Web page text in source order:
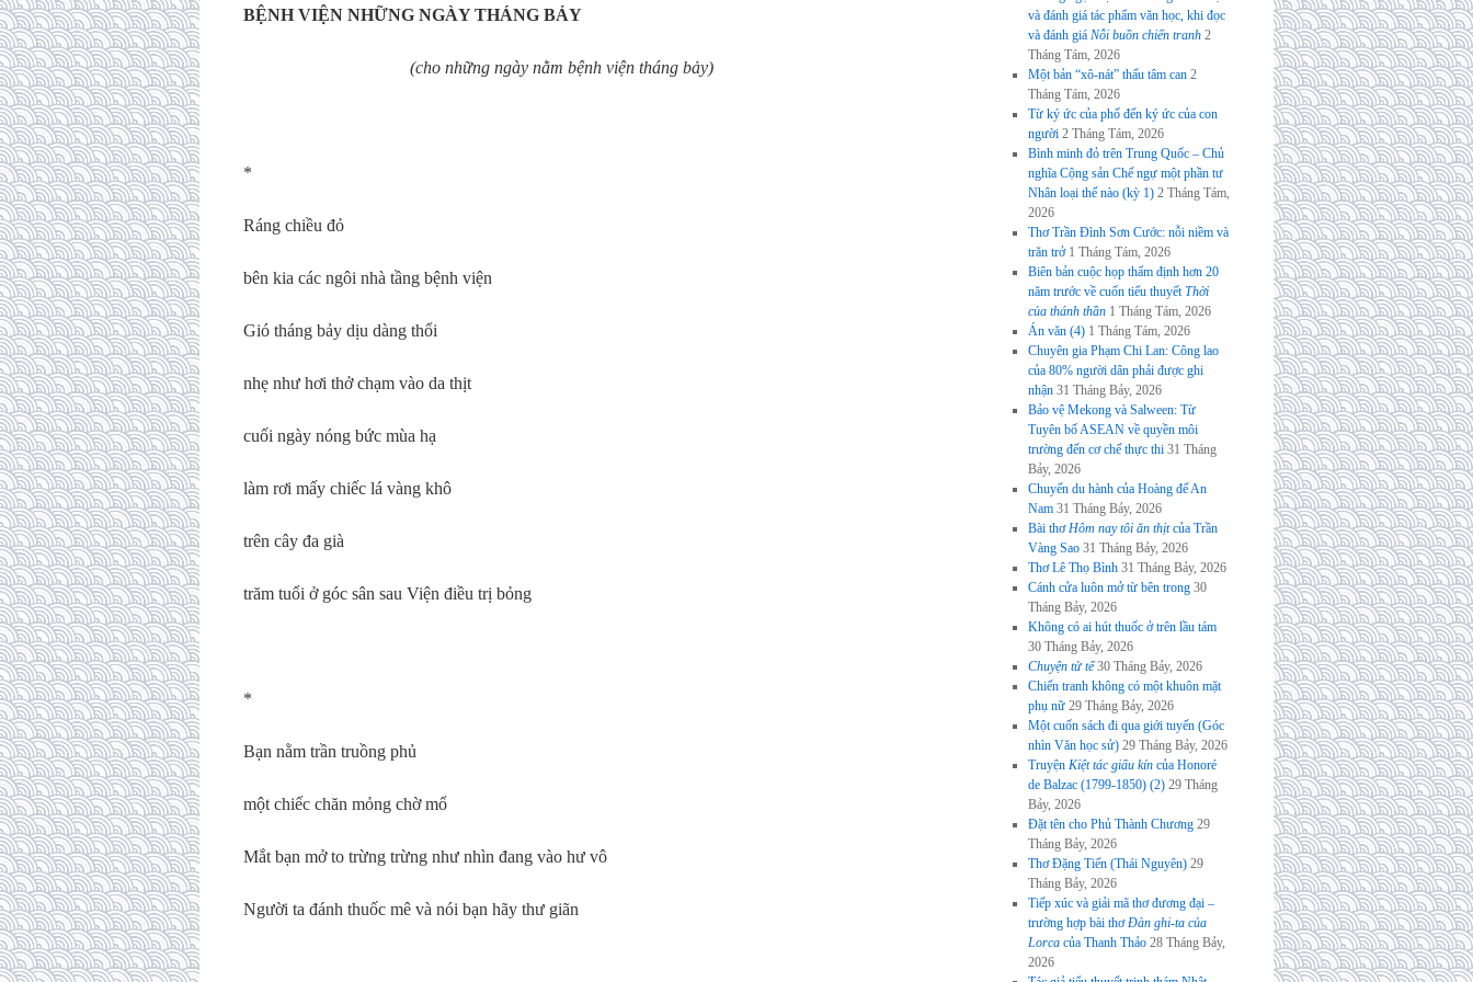
BỆNH VIỆN NHỮNG NGÀY THÁNG BẢY
(cho những ngày nằm bệnh viện tháng bảy)
*
Ráng chiều đỏ
bên kia các ngôi nhà tầng bệnh viện
Gió tháng bảy dịu dàng thổi
nhẹ như hơi thở chạm vào da thịt
cuối ngày nóng bức mùa hạ
làm rơi mấy chiếc lá vàng khô
trên cây đa già
trăm tuổi ở góc sân sau Viện điều trị bỏng
*
Bạn nằm trần truồng phủ
một chiếc chăn mỏng chờ mổ
Mắt bạn mở to trừng trừng như nhìn đang vào hư vô
Người ta đánh thuốc mê và nói bạn hãy thư giãn
và đánh giá tác phẩm văn học, khi đọc
và đánh giá Nỗi buồn chiến tranh 2
Tháng Tám, 2026
Một bản “xô-nát” thấu tâm can 2
Tháng Tám, 2026
Từ ký ức của phố đến ký ức của con
người 2 Tháng Tám, 2026
Bình minh đỏ trên Trung Quốc – Chủ
nghĩa Cộng sản Chế ngự một phần tư
Nhân loại thế nào (kỳ 1) 2 Tháng Tám,
2026
Thơ Trần Đình Sơn Cước: nỗi niềm và
trăn trở 1 Tháng Tám, 2026
Biên bản cuộc họp thẩm định hơn 20
năm trước về cuốn tiểu thuyếtThời
của thánh thần 1 Tháng Tám, 2026
Án văn (4) 1 Tháng Tám, 2026
Chuyên gia Phạm Chi Lan: Công lao
của 80% người dân phải được ghi
nhận 31 Tháng Bảy, 2026
Bảo vệ Mekong và Salween: Từ
Tuyên bố ASEAN về quyền môi
trường đến cơ chế thực thi 31 Tháng
Bảy, 2026
Chuyến du hành của Hoàng đế An
Nam 31 Tháng Bảy, 2026
Bài thơHôm nay tôi ăn thịtcủa Trần
Vàng Sao 31 Tháng Bảy, 2026
Thơ Lê Thọ Bình 31 Tháng Bảy, 2026
Cánh cửa luôn mở từ bên trong 30
Tháng Bảy, 2026
Không có ai hút thuốc ở trên lầu tám
30 Tháng Bảy, 2026
Chuyện tử tế 30 Tháng Bảy, 2026
Chiến tranh không có một khuôn mặt
phụ nữ 29 Tháng Bảy, 2026
Một cuốn sách đi qua giới tuyến (Góc
nhìn Văn học sử) 29 Tháng Bảy, 2026
Truyện Kiệt tác giấu kíncủa Honoré
de Balzac (1799-1850) (2) 29 Tháng
Bảy, 2026
Đặt tên cho Phủ Thành Chương 29
Tháng Bảy, 2026
Thơ Đặng Tiến (Thái Nguyên) 29
Tháng Bảy, 2026
Tiếp xúc và giải mã thơ đương đại –
trường hợp bài thơĐàn ghi-ta của
Lorcacủa Thanh Thảo 28 Tháng Bảy,
2026